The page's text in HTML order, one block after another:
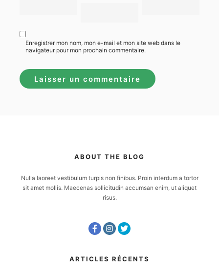
Enregistrer mon nom, mon e-mail et mon site web dans le
navigateur pour mon prochain commentaire.
ABOUT THE BLOG
Nulla laoreet vestibulum turpis non finibus. Proin interdum a tortor
sit amet mollis. Maecenas sollicitudin accumsan enim, ut aliquet
risus.
ARTICLES RÉCENTS